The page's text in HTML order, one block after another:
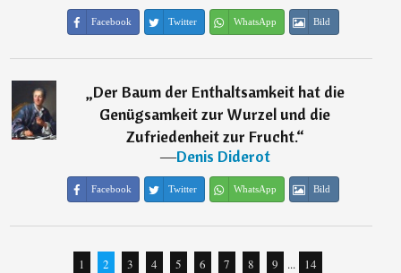
Facebook Twitter WhatsApp Bild
„Der Baum der Enthaltsamkeit hat die
Genügsamkeit zur Wurzel und die
Zufriedenheit zur Frucht.“
―Denis Diderot
Facebook Twitter WhatsApp Bild
1 2 3 4 5 6 7 8 9 ... 14